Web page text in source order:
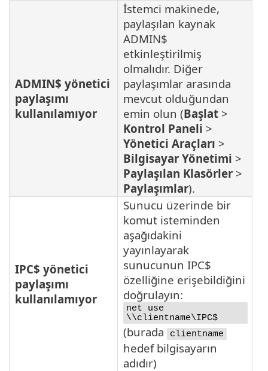
ADMIN$ yönetici
paylaşımı
kullanılamıyor
İstemci makinede,
paylaşılan kaynak
ADMIN$
etkinleştirilmiş
olmalıdır. Diğer
paylaşımlar arasında
mevcut olduğundan
emin olun (Başlat >
Kontrol Paneli >
Yönetici Araçları >
Bilgisayar Yönetimi >
Paylaşılan Klasörler >
Paylaşımlar).
IPC$ yönetici
paylaşımı
kullanılamıyor
Sunucu üzerinde bir
komut isteminden
aşağıdakini
yayınlayarak
sunucunun IPC$
özelliğine erişebildiğini
doğrulayın:
net use
\\clientname\IPC$
(burada clientname
hedef bilgisayarın
adıdır)